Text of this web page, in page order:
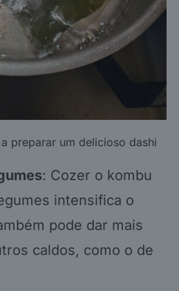
preparar um delicioso dashi
: Cozer o kombu
intensifica o
pode dar mais
caldos, como o de